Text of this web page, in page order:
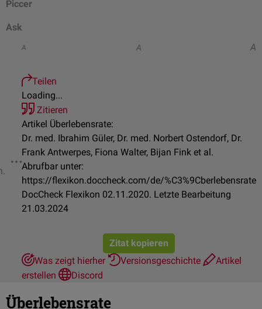
Piccer
Ask
A A A
Teilen
Loading...
Zitieren
Artikel Überlebensrate:
Dr. med. Ibrahim Güler, Dr. med. Norbert Ostendorf, Dr.
Frank Antwerpes, Fiona Walter, Bijan Fink et al.
Abrufbar unter:
https://flexikon.doccheck.com/de/%C3%9Cberlebensrate
DocCheck Flexikon 02.11.2020. Letzte Bearbeitung
21.03.2024
Zitat kopieren
Was zeigt hierher
Versionsgeschichte
Artikel
erstellen
Discord
Überlebensrate